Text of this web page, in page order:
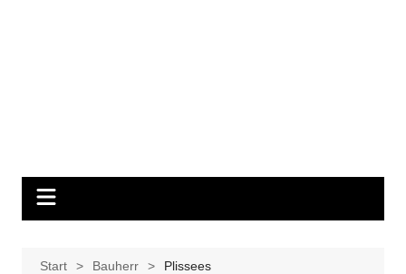
Start Bauherr Plissees